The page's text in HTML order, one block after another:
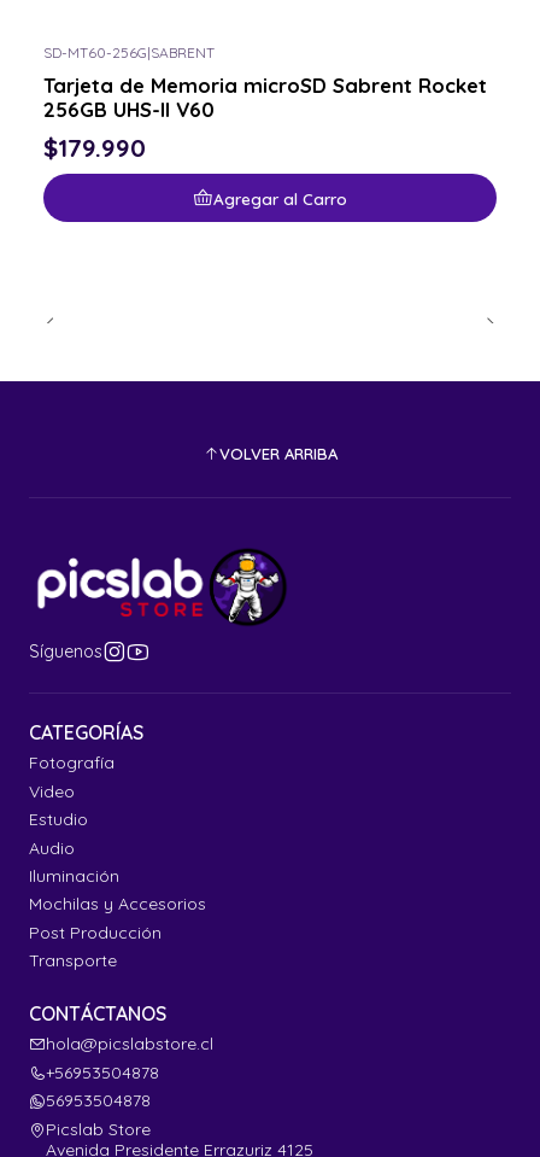
SD-MT60-256G|SABRENT
Tarjeta de Memoria microSD Sabrent Rocket
256GB UHS-II V60
$179.990
Agregar al Carro
VOLVER ARRIBA
Síguenos
CATEGORÍAS
Fotografía
Video
Estudio
Audio
Iluminación
Mochilas y Accesorios
Post Producción
Transporte
CONTÁCTANOS
hola@picslabstore.cl
+56953504878
56953504878
Picslab Store
Avenida Presidente Errazuriz 4125